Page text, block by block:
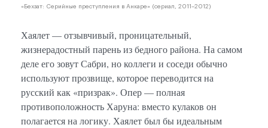
«Бехзат: Серийные преступления в Анкаре» (сериал, 2011–2012)
Хаялет — отзывчивый, проницательный,
жизнерадостный парень из бедного района. На самом
деле его зовут Сабри, но коллеги и соседи обычно
используют прозвище, которое переводится на
русский как «призрак». Опер — полная
противоположность Харуна: вместо кулаков он
полагается на логику. Хаялет был бы идеальным